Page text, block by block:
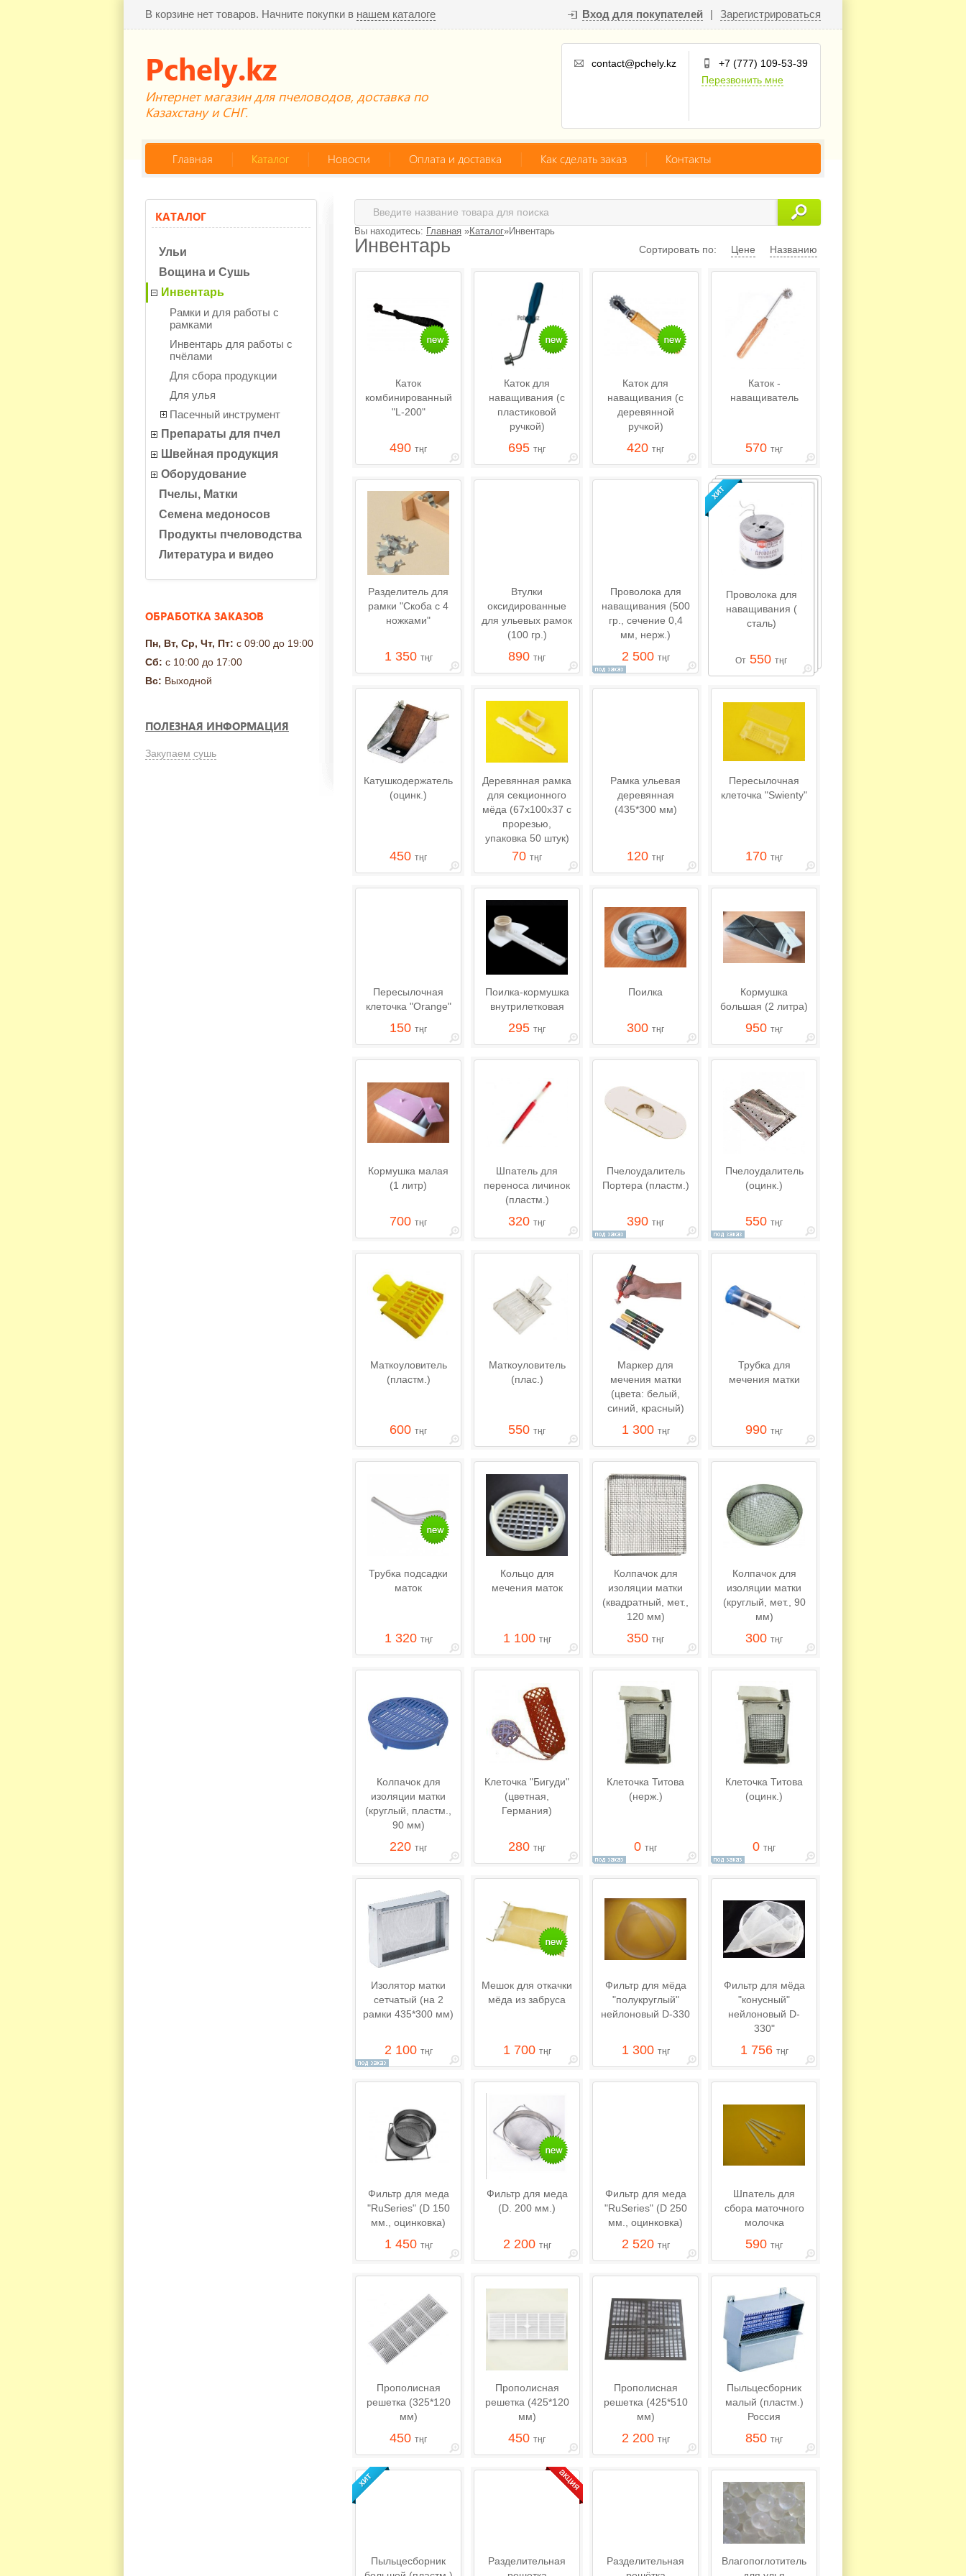
В корзине нет товаров. Начните покупки в нашем каталоге Вход для покупателей | Зарегистрироваться
Pchely.kz
Интернет магазин для пчеловодов, доставка по
Казахстану и СНГ.
contact@pchely.kz
+7 (777) 109-53-39
Перезвонить мне
Главная Каталог Новости Оплата и доставка Как сделать заказ Контакты
КАТАЛОГ
Ульи
Вощина и Сушь
Инвентарь
Рамки и для работы с
рамками
Инвентарь для работы с
пчёлами
Для сбора продукции
Для улья
Пасечный инструмент
Препараты для пчел
Швейная продукция
Оборудование
Пчелы, Матки
Семена медоносов
Продукты пчеловодства
Литература и видео
ОБРАБОТКА ЗАКАЗОВ
Пн, Вт, Ср, Чт, Пт: с 09:00 до 19:00
Сб: с 10:00 до 17:00
Вс: Выходной
ПОЛЕЗНАЯ ИНФОРМАЦИЯ
Закупаем сушь
Вы находитесь: Главная »Каталог»Инвентарь
Инвентарь Названию
Цене
Сортировать по:
Каток
комбинированный
"L-200"
490 тңг
Каток для
наващивания (с
пластиковой
ручкой)
695 тңг
Каток для
наващивания (с
деревянной
ручкой)
420 тңг
Каток -
наващиватель
570 тңг
Разделитель для
рамки "Скоба с 4
ножками"
1 350 тңг
Втулки
оксидированные
для ульевых рамок
(100 гр.)
890 тңг
Проволока для
наващивания (500
гр., сечение 0,4
мм, нерж.)
2 500 тңг
Проволока для
наващивания (
сталь)
От 550 тңг
Катушкодержатель
(оцинк.)
450 тңг
Деревянная рамка
для секционного
мёда (67х100х37 с
прорезью,
упаковка 50 штук)
70 тңг
Рамка ульевая
деревянная
(435*300 мм)
120 тңг
Пересылочная
клеточка "Swienty"
170 тңг
Пересылочная
клеточка "Orange"
150 тңг
Поилка-кормушка
внутрилетковая
295 тңг
Поилка
300 тңг
Кормушка
большая (2 литра)
950 тңг
Кормушка малая
(1 литр)
700 тңг
Шпатель для
переноса личинок
(пластм.)
320 тңг
Пчелоудалитель
Портера (пластм.)
390 тңг
Пчелоудалитель
(оцинк.)
550 тңг
Маткоуловитель
(пластм.)
600 тңг
Маткоуловитель
(плас.)
550 тңг
Маркер для
мечения матки
(цвета: белый,
синий, красный)
1 300 тңг
Трубка для
мечения матки
990 тңг
Трубка подсадки
маток
1 320 тңг
Кольцо для
мечения маток
1 100 тңг
Колпачок для
изоляции матки
(квадратный, мет.,
120 мм)
350 тңг
Колпачок для
изоляции матки
(круглый, мет., 90
мм)
300 тңг
Колпачок для
изоляции матки
(круглый, пластм.,
90 мм)
220 тңг
Клеточка "Бигуди"
(цветная,
Германия)
280 тңг
Клеточка Титова
(нерж.)
0 тңг
Клеточка Титова
(оцинк.)
0 тңг
Изолятор матки
сетчатый (на 2
рамки 435*300 мм)
2 100 тңг
Мешок для откачки
мёда из забруса
1 700 тңг
Фильтр для мёда
"полукруглый"
нейлоновый D-330
1 300 тңг
Фильтр для мёда
"конусный"
нейлоновый D-
330"
1 756 тңг
Фильтр для меда
"RuSeries" (D 150
мм., оцинковка)
1 450 тңг
Фильтр для меда
(D. 200 мм.)
2 200 тңг
Фильтр для меда
"RuSeries" (D 250
мм., оцинковка)
2 520 тңг
Шпатель для
сбора маточного
молочка
590 тңг
Прополисная
решетка (325*120
мм)
450 тңг
Прополисная
решетка (425*120
мм)
450 тңг
Прополисная
решетка (425*510
мм)
2 200 тңг
Пыльцесборник
малый (пластм.)
Россия
850 тңг
Пыльцесборник
Разделительная
Разделительная
Влагопоглотитель